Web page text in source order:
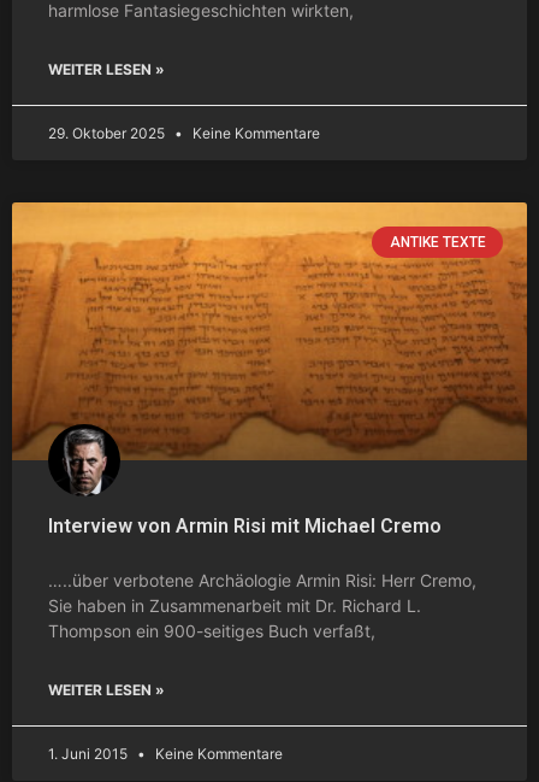
harmlose Fantasiegeschichten wirkten,
WEITER LESEN »
29. Oktober 2025 Keine Kommentare
ANTIKE TEXTE
Interview von Armin Risi mit Michael Cremo
…..über verbotene Archäologie Armin Risi: Herr Cremo,
Sie haben in Zusammenarbeit mit Dr. Richard L.
Thompson ein 900-seitiges Buch verfaßt,
WEITER LESEN »
1. Juni 2015 Keine Kommentare